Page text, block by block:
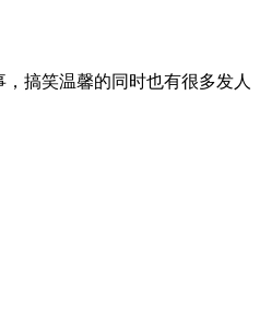
搞笑温馨的同时也有很多发人